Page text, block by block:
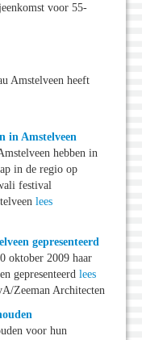
voor 55-
Amstelveen heeft
in Amstelveen
hebben in
in de regio op
festival
lees
gepresenteerd
oktober 2009 haar
gepresenteerd lees
Zeeman Architecten
voor hun